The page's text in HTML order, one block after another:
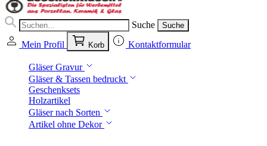
Suche Suche
Mein Profil Korb Kontaktformular
Gläser Gravur
Gläser & Tassen bedruckt
Geschenksets
Holzartikel
Gläser nach Sorten
Artikel ohne Dekor